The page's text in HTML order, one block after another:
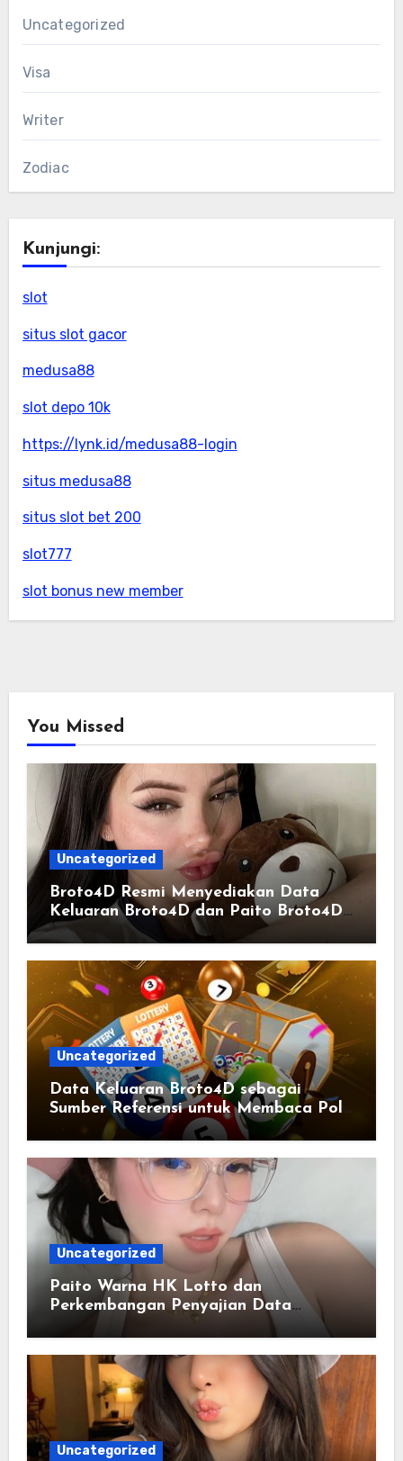
Uncategorized
Visa
Writer
Zodiac
Kunjungi:
slot
situs slot gacor
medusa88
slot depo 10k
https://lynk.id/medusa88-login
situs medusa88
situs slot bet 200
slot777
slot bonus new member
You Missed
Uncategorized
Broto4D Resmi Menyediakan Data
Keluaran Broto4D dan Paito Broto4D
yang Selalu Diperbarui
Uncategorized
Data Keluaran Broto4D sebagai
Sumber Referensi untuk Membaca Pola
Statistik
Uncategorized
Paito Warna HK Lotto dan
Perkembangan Penyajian Data
Berbasis Warna
Uncategorized